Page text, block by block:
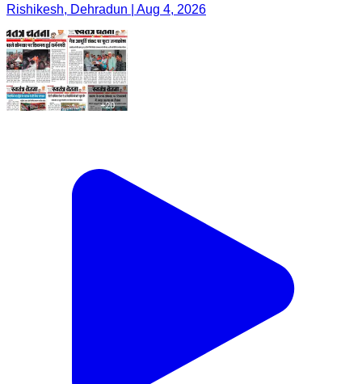
Rishikesh, Dehradun | Aug 4, 2026